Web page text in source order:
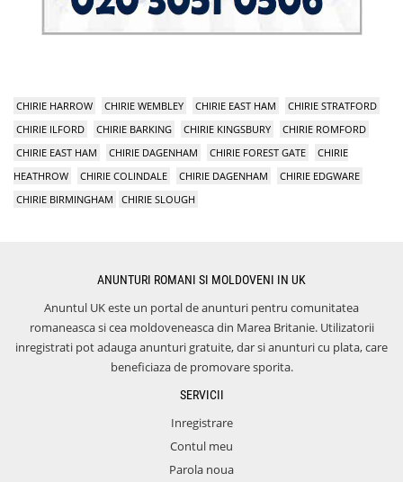
CHIRIE HARROW CHIRIE WEMBLEY CHIRIE EAST HAM
CHIRIE STRATFORD
CHIRIE ILFORD
CHIRIE BARKING CHIRIE KINGSBURY
CHIRIE ROMFORD
CHIRIE EAST HAM
CHIRIE DAGENHAM CHIRIE FOREST GATE
CHIRIE
HEATHROW
CHIRIE COLINDALE CHIRIE DAGENHAM
CHIRIE EDGWARE
CHIRIE BIRMINGHAM
CHIRIE SLOUGH
ANUNTURI ROMANI SI MOLDOVENI IN UK
Anuntul UK este un portal de anunturi pentru comunitatea
romaneasca si cea moldoveneasca din Marea Britanie. Utilizatorii
inregistrati pot adauga anunturi gratuite, dar si anunturi cu plata, care
beneficiaza de promovare sporita.
SERVICII
Inregistrare
Contul meu
Parola noua